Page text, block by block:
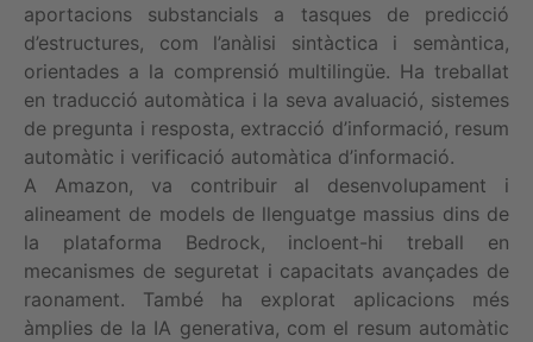
aportacions substancials a tasques de predicció
d’estructures, com l’anàlisi sintàctica i semàntica,
orientades a la comprensió multilingüe. Ha treballat
en traducció automàtica i la seva avaluació, sistemes
de pregunta i resposta, extracció d’informació, resum
automàtic i verificació automàtica d’informació.
A Amazon, va contribuir al desenvolupament i
alineament de models de llenguatge massius dins de
la plataforma Bedrock, incloent-hi treball en
mecanismes de seguretat i capacitats avançades de
raonament. També ha explorat aplicacions més
àmplies de la IA generativa, com el resum automàtic